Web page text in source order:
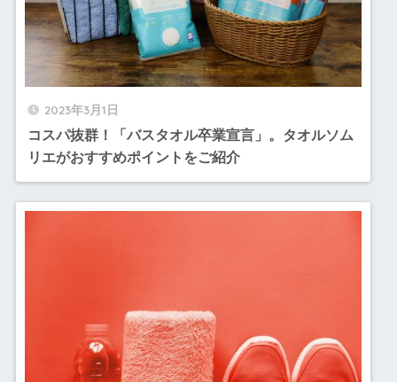
2023年3月1日
コスパ抜群！「バスタオル卒業宣言」。タオルソム
リエがおすすめポイントをご紹介